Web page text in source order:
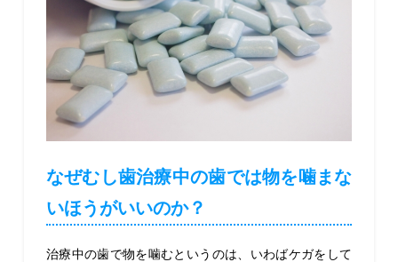
なぜむし歯治療中の歯では物を噛まな
いほうがいいのか？
治療中の歯で物を噛むというのは、いわばケガをして